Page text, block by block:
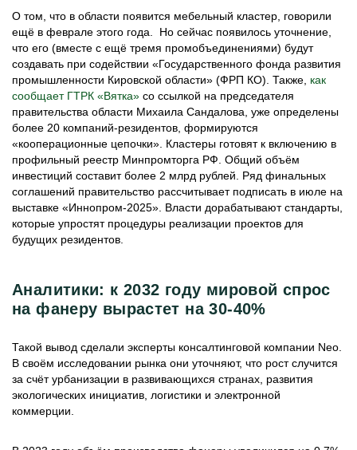
О том, что в области появится мебельный кластер, говорили
ещё в феврале этого года. Но сейчас появилось уточнение,
что его (вместе с ещё тремя промобъединениями) будут
создавать при содействии «Государственного фонда развития
промышленности Кировской области» (ФРП КО). Также, как
сообщает ГТРК «Вятка» со ссылкой на председателя
правительства области Михаила Сандалова, уже определены
более 20 компаний-резидентов, формируются
«кооперационные цепочки». Кластеры готовят к включению в
профильный реестр Минпромторга РФ. Общий объём
инвестиций составит более 2 млрд рублей. Ряд финальных
соглашений правительство рассчитывает подписать в июле на
выставке «Иннопром-2025». Власти дорабатывают стандарты,
которые упростят процедуры реализации проектов для
будущих резидентов.
Аналитики: к 2032 году мировой спрос
на фанеру вырастет на 30-40%
Такой вывод сделали эксперты консалтинговой компании Neo.
В своём исследовании рынка они уточняют, что рост случится
за счёт урбанизации в развивающихся странах, развития
экологических инициатив, логистики и электронной
коммерции.